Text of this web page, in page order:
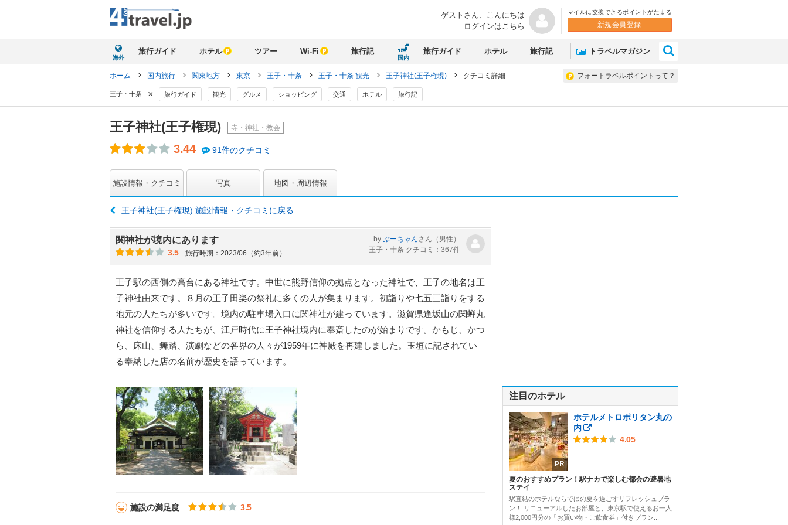
ゲストさん、 こんにちは
ログインはこちら
マイルに交換できるポイントがたまる
新規会員登録
海外
旅行ガイド ホテル ツアー Wi-Fi 旅行記
国内
旅行ガイド ホテル 旅行記 トラベルマガジン
フォートラベルポイントって？
ホーム 国内旅行 関東地方 東京 王子・十条 王子・十条 観光 王子神社(王子権現) クチコミ詳細
王子・十条 × 旅行ガイド 観光 グルメ ショッピング 交通 ホテル 旅行記
王子神社(王子権現) 寺・神社・教会
3.44 91件のクチコミ
施設情報・クチコミ 写真 地図・周辺情報
王子神社(王子権現) 施設情報・クチコミに戻る
関神社が境内にあります
3.5 旅行時期：2023/06（約3年前）
by ぷーちゃんさん （男性）
王子・十条 クチコミ：367件
王子駅の西側の高台にある神社です。中世に熊野信仰の拠点となった神社で、王子の地名は王
子神社由来です。８月の王子田楽の祭礼に多くの人が集まります。初詣りや七五三詣りをする
地元の人たちが多いです。境内の駐車場入口に関神社が建っています。滋賀県逢坂山の関蝉丸
神社を信仰する人たちが、江戸時代に王子神社境内に奉斎したのが始まりです。かもじ、かつ
ら、床山、舞踏、演劇などの各界の人々が1959年に神殿を再建しました。玉垣に記されてい
る奉納した店の名前が歴史を語っています。
施設の満足度 3.5
注目のホテル
PR
ホテルメトロポリタン丸の
内
4.05
夏のおすすめプラン！駅ナカで楽しむ都会の避暑地
ステイ
駅直結のホテルならではの夏を過ごすリフレッシュプラ
ン！ リニューアルしたお部屋と、東京駅で使えるお一人
様2,000円分の「お買い物・ご飲食券」付きプラン...